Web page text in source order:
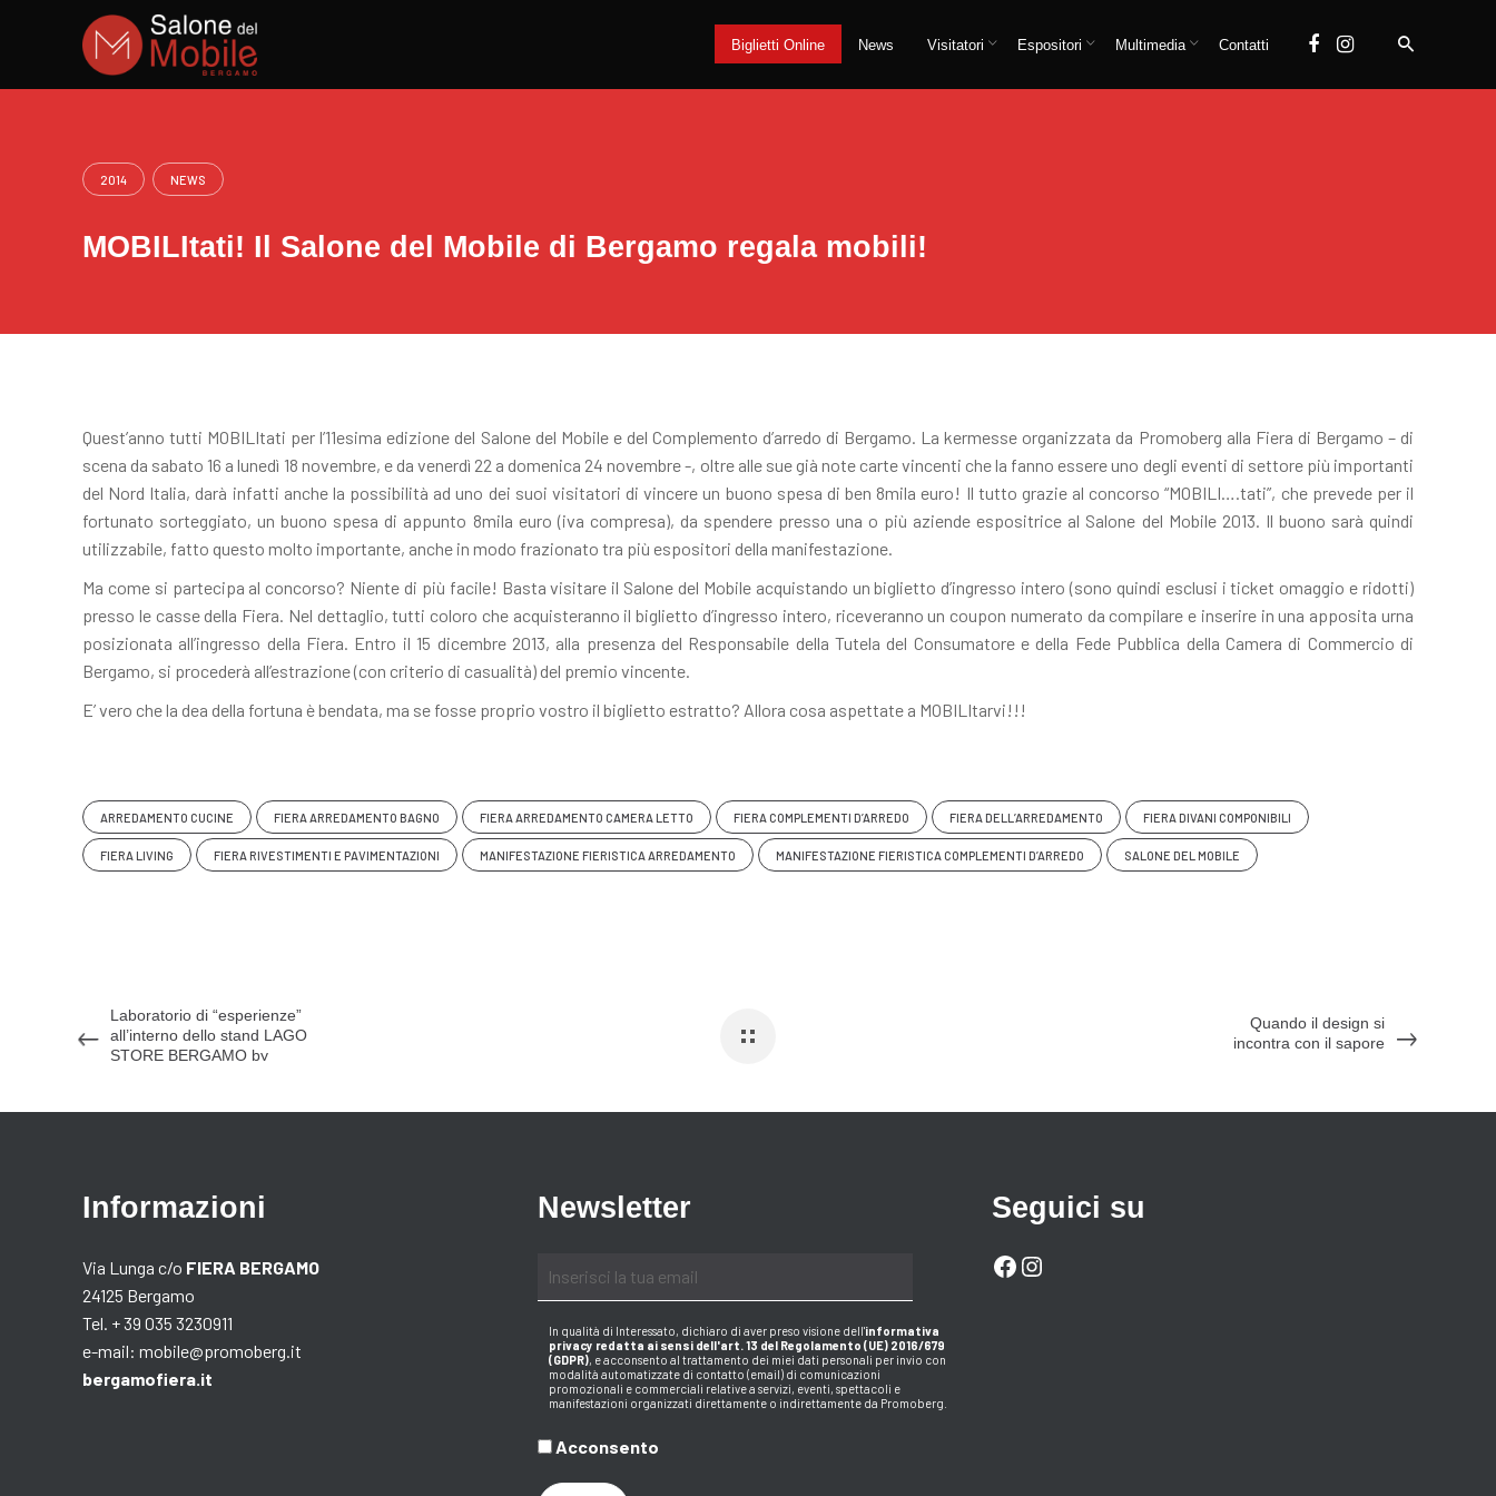
Biglietti Online News Visitatori Espositori Multimedia Contatti
2014 NEWS
MOBILItati! Il Salone del Mobile di Bergamo regala mobili!
Quest’anno tutti MOBILItati per l’11esima edizione del Salone del Mobile e del Complemento d’arredo di Bergamo. La kermesse organizzata da Promoberg alla Fiera di Bergamo – di
scena da sabato 16 a lunedì 18 novembre, e da venerdì 22 a domenica 24 novembre -, oltre alle sue già note carte vincenti che la fanno essere uno degli eventi di settore più importanti
del Nord Italia, darà infatti anche la possibilità ad uno dei suoi visitatori di vincere un buono spesa di ben 8mila euro! Il tutto grazie al concorso “MOBILI….tati”, che prevede per il
fortunato sorteggiato, un buono spesa di appunto 8mila euro (iva compresa), da spendere presso una o più aziende espositrice al Salone del Mobile 2013. Il buono sarà quindi
utilizzabile, fatto questo molto importante, anche in modo frazionato tra più espositori della manifestazione.
Ma come si partecipa al concorso? Niente di più facile! Basta visitare il Salone del Mobile acquistando un biglietto d’ingresso intero (sono quindi esclusi i ticket omaggio e ridotti)
presso le casse della Fiera. Nel dettaglio, tutti coloro che acquisteranno il biglietto d’ingresso intero, riceveranno un coupon numerato da compilare e inserire in una apposita urna
posizionata all’ingresso della Fiera. Entro il 15 dicembre 2013, alla presenza del Responsabile della Tutela del Consumatore e della Fede Pubblica della Camera di Commercio di
Bergamo, si procederà all’estrazione (con criterio di casualità) del premio vincente.
E’ vero che la dea della fortuna è bendata, ma se fosse proprio vostro il biglietto estratto? Allora cosa aspettate a MOBILItarvi!!!
ARREDAMENTO CUCINE FIERA ARREDAMENTO BAGNO FIERA ARREDAMENTO CAMERA LETTO FIERA COMPLEMENTI D’ARREDO FIERA DELL’ARREDAMENTO FIERA DIVANI COMPONIBILI
FIERA LIVING FIERA RIVESTIMENTI E PAVIMENTAZIONI MANIFESTAZIONE FIERISTICA ARREDAMENTO MANIFESTAZIONE FIERISTICA COMPLEMENTI D’ARREDO SALONE DEL MOBILE
Laboratorio di “esperienze”
all’interno dello stand LAGO
STORE BERGAMO by
Quando il design si
incontra con il sapore
Informazioni
Via Lunga c/o FIERA BERGAMO
24125 Bergamo
Tel. + 39 035 3230911
e-mail: mobile@promoberg.it
bergamofiera.it
Newsletter
In qualità di Interessato, dichiaro di aver preso visione dell'informativa
privacy redatta ai sensi dell'art. 13 del Regolamento (UE) 2016/679
(GDPR), e acconsento al trattamento dei miei dati personali per invio con
modalità automatizzate di contatto (email) di comunicazioni
promozionali e commerciali relative a servizi, eventi, spettacoli e
manifestazioni organizzati direttamente o indirettamente da Promoberg.
Acconsento
Seguici su
Facebook
Instagram